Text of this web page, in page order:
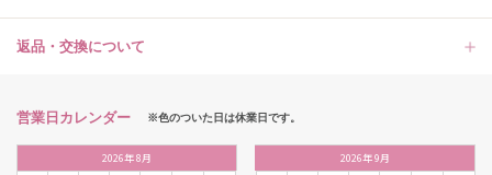
返品・交換について
営業日カレンダー ※色のついた日は休業日です。
2026年8月 2026年9月